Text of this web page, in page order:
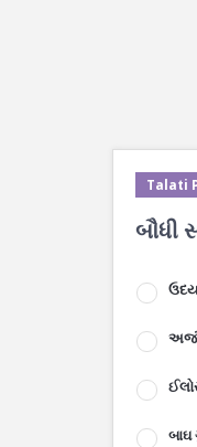
Talati
બૌધી
બાઘ